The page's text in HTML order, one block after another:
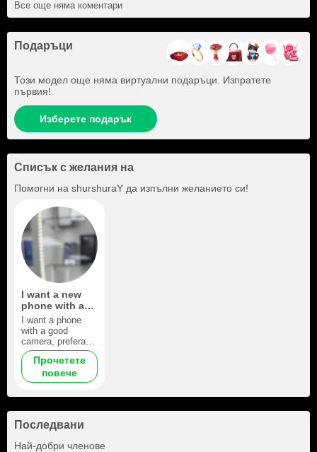
Все още няма коментари
Подаръци
Този модел още няма виртуални подаръци. Изпратете
първия!
Изберете подарък
Списък с желания на
Помогни на shurshuraY да изпълни желанието си!
I want a new
phone with a
good camera.
I want a phone
with a good
camera, preferably
an iPhone 12.
Прочетете
повече
Последвани
Най-добри членове